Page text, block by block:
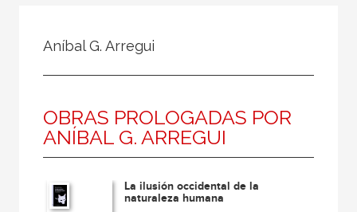
Coordinador
Editor
Escritor
Aníbal G. Arregui
OBRAS PROLOGADAS POR
ANÍBAL G. ARREGUI
La ilusión occidental de la
naturaleza humana